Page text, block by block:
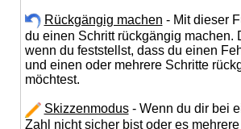
Rückgängig machen - Mit dieser
du einen Schritt rückgängig machen.
wenn du feststellst, dass du einen
und einen oder mehrere Schritte
möchtest.
Skizzenmodus- Wenn du dir bei
Zahl nicht sicher bist oder es